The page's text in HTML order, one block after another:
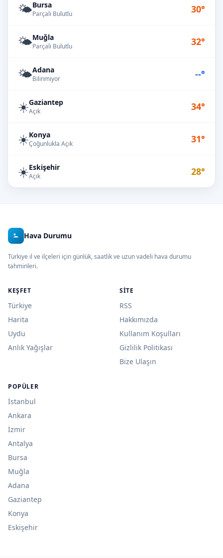
🌤️Bursa
Parçalı Bulutlu 30°
🌤️Muğla
Parçalı Bulutlu 32°
🌤️Adana
Bilinmiyor --°
☀️Gaziantep
Açık 34°
☀️Konya
Çoğunlukla Açık 31°
☀️Eskişehir
Açık 28°
Hava Durumu
Türkiye il ve ilçeleri için günlük, saatlik ve uzun vadeli hava durumu
tahminleri.
KEŞFET
Türkiye
Harita
Uydu
Anlık Yağışlar
SITE
RSS
Hakkımızda
Kullanım Koşulları
Gizlilik Politikası
Bize Ulaşın
POPÜLER
İstanbul
Ankara
İzmir
Antalya
Bursa
Muğla
Adana
Gaziantep
Konya
Eskişehir